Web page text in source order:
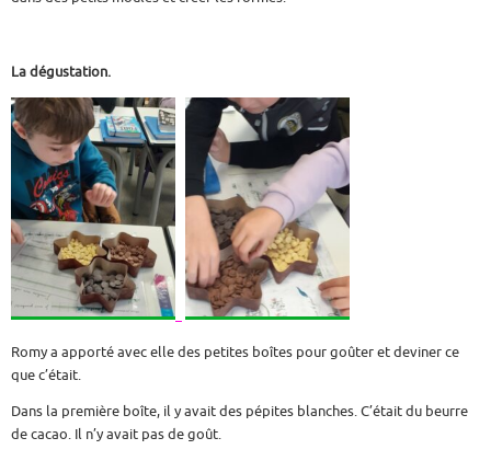
La dégustation.
Romy a apporté avec elle des petites boîtes pour goûter et deviner ce
que c’était.
Dans la première boîte, il y avait des pépites blanches. C’était du beurre
de cacao. Il n’y avait pas de goût.